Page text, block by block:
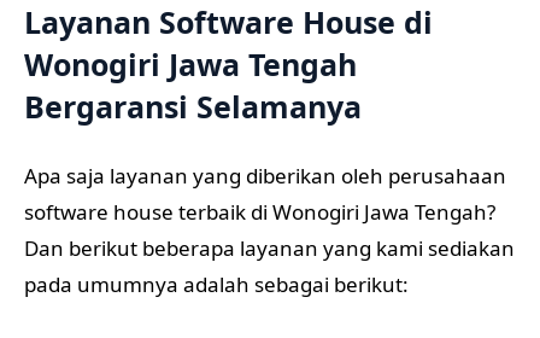
Layanan Software House di
Wonogiri Jawa Tengah
Bergaransi Selamanya
Apa saja layanan yang diberikan oleh perusahaan
software house terbaik di Wonogiri Jawa Tengah?
Dan berikut beberapa layanan yang kami sediakan
pada umumnya adalah sebagai berikut: